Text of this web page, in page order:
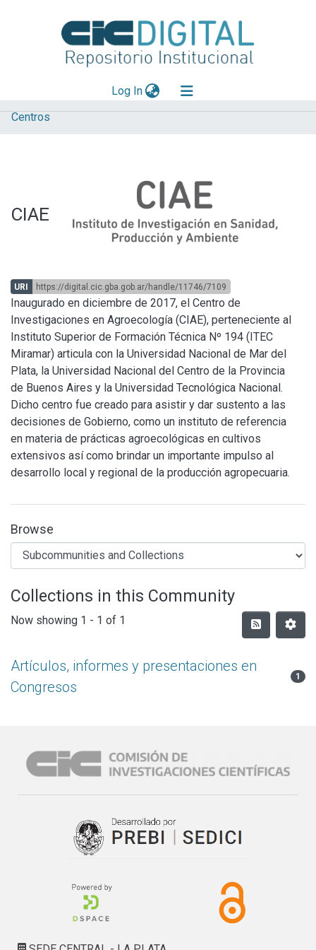
Log In(current)
Explorar
Centros
CIAE
URI https://digital.cic.gba.gob.ar/handle/11746/7109
Inaugurado en diciembre de 2017, el Centro de
Investigaciones en Agroecología (CIAE), perteneciente al
Instituto Superior de Formación Técnica Nº 194 (ITEC
Miramar) articula con la Universidad Nacional de Mar del
Plata, la Universidad Nacional del Centro de la Provincia
de Buenos Aires y la Universidad Tecnológica Nacional.
Dicho centro fue creado para asistir y dar sustento a las
decisiones de Gobierno, como un instituto de referencia
en materia de prácticas agroecológicas en cultivos
extensivos así como brindar un importante impulso al
desarrollo local y regional de la producción agropecuaria.
Browse
Collections in this Community
Now showing 1 - 1 of 1
Artículos, informes y presentaciones en
Congresos
1